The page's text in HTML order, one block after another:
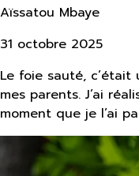
Aïssatou Mbaye
31 octobre 2025
Le foie sauté,
mes parents. J’ai
moment que je l’ai